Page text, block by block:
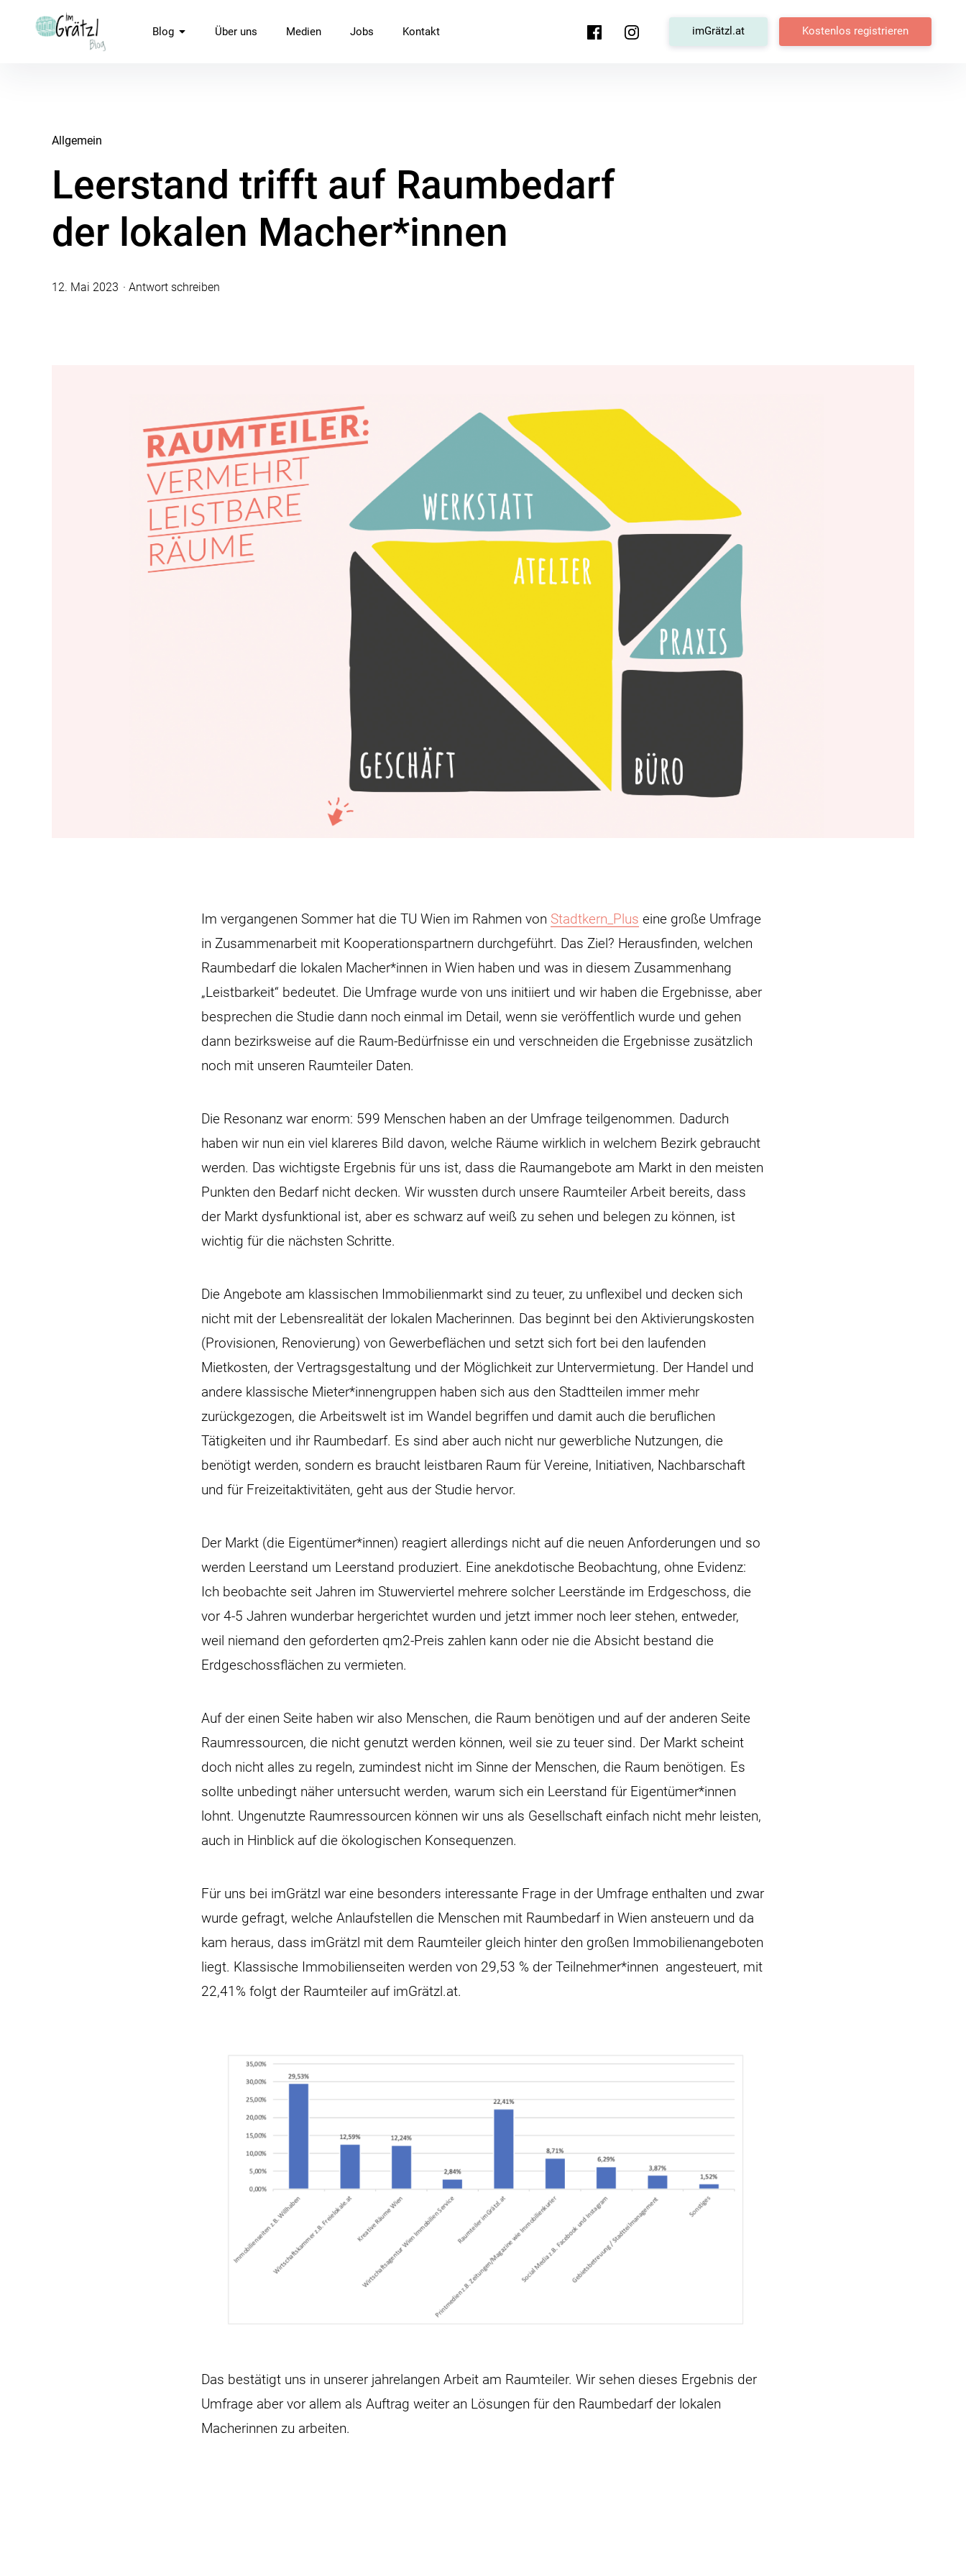
überspringenimGrätzl.at Blog
Blog Über uns Medien Jobs Kontakt FacebookInstagram imGrätzl.at Kostenlos registrieren
Allgemein
Leerstand trifft auf Raumbedarf
der lokalen Macher*innen
12. Mai 2023 Antwort schreiben
Im vergangenen Sommer hat die TU Wien im Rahmen von Stadtkern_Plus eine große Umfrage
in Zusammenarbeit mit Kooperationspartnern durchgeführt. Das Ziel? Herausfinden, welchen
Raumbedarf die lokalen Macher*innen in Wien haben und was in diesem Zusammenhang
„Leistbarkeit“ bedeutet. Die Umfrage wurde von uns initiiert und wir haben die Ergebnisse, aber
besprechen die Studie dann noch einmal im Detail, wenn sie veröffentlich wurde und gehen
dann bezirksweise auf die Raum-Bedürfnisse ein und verschneiden die Ergebnisse zusätzlich
noch mit unseren Raumteiler Daten.
Die Resonanz war enorm: 599 Menschen haben an der Umfrage teilgenommen. Dadurch
haben wir nun ein viel klareres Bild davon, welche Räume wirklich in welchem Bezirk gebraucht
werden. Das wichtigste Ergebnis für uns ist, dass die Raumangebote am Markt in den meisten
Punkten den Bedarf nicht decken. Wir wussten durch unsere Raumteiler Arbeit bereits, dass
der Markt dysfunktional ist, aber es schwarz auf weiß zu sehen und belegen zu können, ist
wichtig für die nächsten Schritte.
Die Angebote am klassischen Immobilienmarkt sind zu teuer, zu unflexibel und decken sich
nicht mit der Lebensrealität der lokalen Macherinnen. Das beginnt bei den Aktivierungskosten
(Provisionen, Renovierung) von Gewerbeflächen und setzt sich fort bei den laufenden
Mietkosten, der Vertragsgestaltung und der Möglichkeit zur Untervermietung. Der Handel und
andere klassische Mieter*innengruppen haben sich aus den Stadtteilen immer mehr
zurückgezogen, die Arbeitswelt ist im Wandel begriffen und damit auch die beruflichen
Tätigkeiten und ihr Raumbedarf. Es sind aber auch nicht nur gewerbliche Nutzungen, die
benötigt werden, sondern es braucht leistbaren Raum für Vereine, Initiativen, Nachbarschaft
und für Freizeitaktivitäten, geht aus der Studie hervor.
Der Markt (die Eigentümer*innen) reagiert allerdings nicht auf die neuen Anforderungen und so
werden Leerstand um Leerstand produziert. Eine anekdotische Beobachtung, ohne Evidenz:
Ich beobachte seit Jahren im Stuwerviertel mehrere solcher Leerstände im Erdgeschoss, die
vor 4-5 Jahren wunderbar hergerichtet wurden und jetzt immer noch leer stehen, entweder,
weil niemand den geforderten qm2-Preis zahlen kann oder nie die Absicht bestand die
Erdgeschossflächen zu vermieten.
Auf der einen Seite haben wir also Menschen, die Raum benötigen und auf der anderen Seite
Raumressourcen, die nicht genutzt werden können, weil sie zu teuer sind. Der Markt scheint
doch nicht alles zu regeln, zumindest nicht im Sinne der Menschen, die Raum benötigen. Es
sollte unbedingt näher untersucht werden, warum sich ein Leerstand für Eigentümer*innen
lohnt. Ungenutzte Raumressourcen können wir uns als Gesellschaft einfach nicht mehr leisten,
auch in Hinblick auf die ökologischen Konsequenzen.
Für uns bei imGrätzl war eine besonders interessante Frage in der Umfrage enthalten und zwar
wurde gefragt, welche Anlaufstellen die Menschen mit Raumbedarf in Wien ansteuern und da
kam heraus, dass imGrätzl mit dem Raumteiler gleich hinter den großen Immobilienangeboten
liegt. Klassische Immobilienseiten werden von 29,53 % der Teilnehmer*innen angesteuert, mit
22,41% folgt der Raumteiler auf imGrätzl.at.
Das bestätigt uns in unserer jahrelangen Arbeit am Raumteiler. Wir sehen dieses Ergebnis der
Umfrage aber vor allem als Auftrag weiter an Lösungen für den Raumbedarf der lokalen
Macherinnen zu arbeiten.